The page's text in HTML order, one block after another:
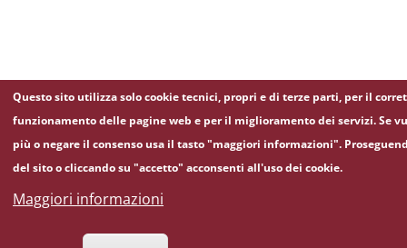
Questo sito utilizza solo cookie tecnici, propri e di terze parti, per il
funzionamento delle pagine web e per il miglioramento dei servizi. Se
più o negare il consenso usa il tasto "maggiori informazioni".
del sito o cliccando su "accetto" acconsenti all'uso dei cookie.
Maggiori informazioni